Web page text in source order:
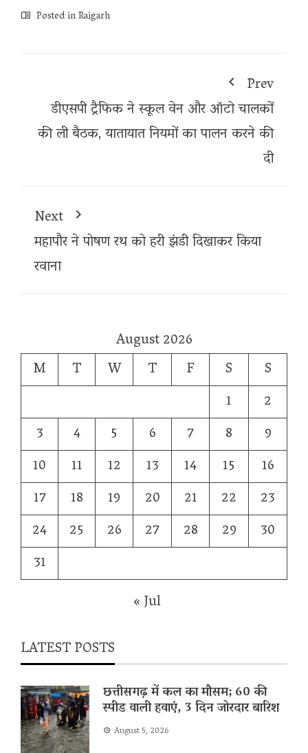
Posted inRaigarh
Prev
डीएसपी ट्रैफिक ने स्कूल वेन और ऑटो चालकों
की ली बैठक, यातायात नियमों का पालन करने की
दी
Next
महापौर ने पोषण रथ को हरी झंडी दिखाकर किया
रवाना
August 2026
M
T W T F S
S
1
2
3
4 5 6 7 8
9
10
11 12 13 14 15
16
17
18 19 20 21 22
23
24
25 26 27 28 29
30
31
« Jul
LATEST POSTS
छत्तीसगढ़ में कल का मौसम; 60 की
स्पीड वाली हवाएं, 3 दिन जोरदार बारिश
August 5, 2026